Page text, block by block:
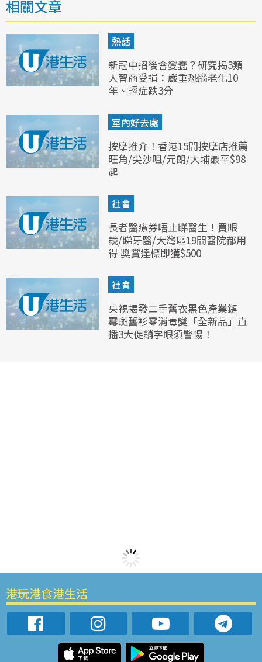
相關文章
熱話
新冠中招後會變蠢？研究揭3類
人智商受損：嚴重恐腦老化10
年、輕症跌3分
室內好去處
按摩推介！香港15間按摩店推薦
旺角/尖沙咀/元朗/大埔最平$98
起
社會
長者醫療券唔止睇醫生！買眼
鏡/睇牙醫/大灣區19間醫院都用
得 獎賞達標即獲$500
社會
央視揭發二手舊衣黑色產業鏈
霉斑舊衫零消毒變「全新品」直
播3大促銷字眼須警惕！
港玩港食港生活